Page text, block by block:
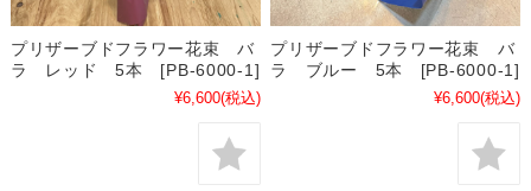
プリザーブドフラワー花束 バ
ラ レッド 5本 [PB-6000-1]
¥6,600(税込)
プリザーブドフラワー花束 バ
ラ ブルー 5本 [PB-6000-1]
¥6,600(税込)